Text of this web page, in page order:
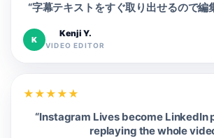
“字幕テキストをすぐ取り出せるので編
K
Kenji Y.
VIDEO EDITOR
★★★★★
“Instagram Lives become LinkedIn
replaying the whole